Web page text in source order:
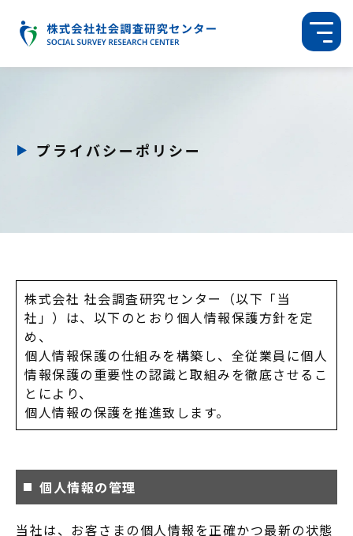
プライバシーポリシー
株式会社 社会調査研究センター（以下「当
社」）は、以下のとおり個人情報保護方針を定
め、
個人情報保護の仕組みを構築し、全従業員に個人
情報保護の重要性の認識と取組みを徹底させるこ
とにより、
個人情報の保護を推進致します。
個人情報の管理
当社は、お客さまの個人情報を正確かつ最新の状態